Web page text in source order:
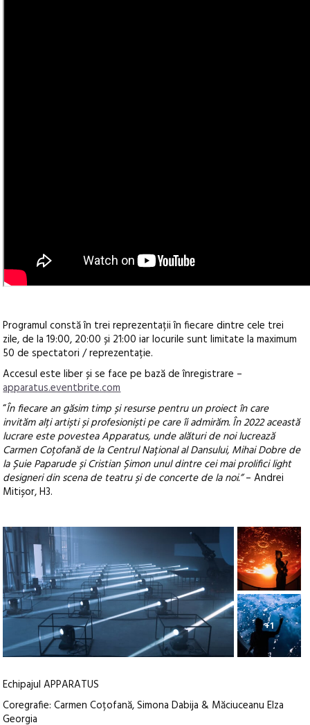
Programul constă în trei reprezentații în fiecare dintre cele trei
zile, de la 19:00, 20:00 și 21:00 iar locurile sunt limitate la maximum
50 de spectatori / reprezentație.
Accesul este liber și se face pe bază de înregistrare –
apparatus.eventbrite.com
“În fiecare an găsim timp și resurse pentru un proiect în care
invităm alți artiști și profesioniști pe care îi admirăm. În 2022 această
lucrare este povestea Apparatus, unde alături de noi lucrează
Carmen Coțofană de la Centrul Național al Dansului, Mihai Dobre de
la Șuie Paparude și Cristian Șimon unul dintre cei mai prolifici light
designeri din scena de teatru și de concerte de la noi.”– Andrei
Mitișor, H3.
+1
Echipajul APPARATUS
Coregrafie: Carmen Coțofană, Simona Dabija & Măciuceanu Elza
Georgia